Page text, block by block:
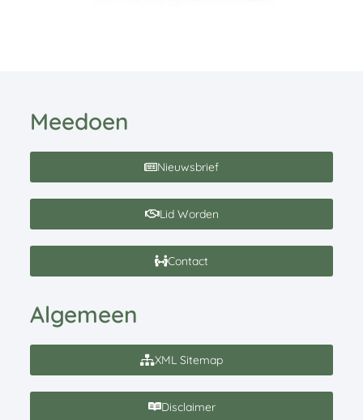
Meedoen
Nieuwsbrief
Lid Worden
Contact
Algemeen
XML Sitemap
Disclaimer